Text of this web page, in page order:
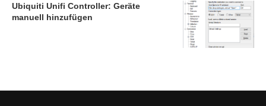
Ubiquiti Unifi Controller: Geräte
manuell hinzufügen